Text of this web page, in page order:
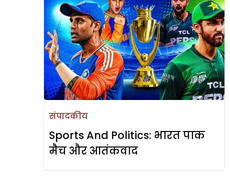
संपादकीय
Sports And Politics: भारत पाक
मैच और आतंकवाद